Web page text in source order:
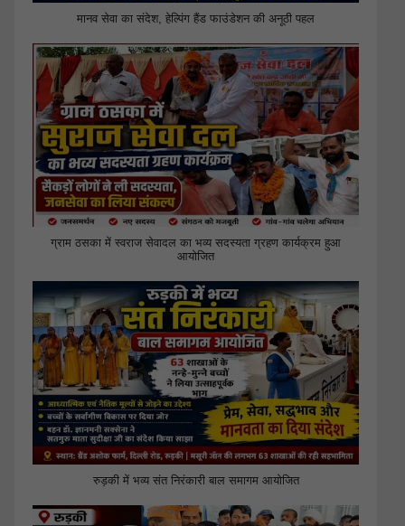
मानव सेवा का संदेश, हेल्पिंग हैंड फाउंडेशन की अनूठी पहल
ग्राम ठसका में स्वराज सेवादल का भव्य सदस्यता ग्रहण कार्यक्रम हुआ
आयोजित
रुड़की में भव्य संत निरंकारी बाल समागम आयोजित